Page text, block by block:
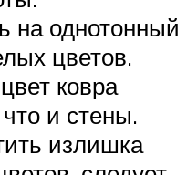
на однотонный
цветов.
ковра
и стены.
излишка